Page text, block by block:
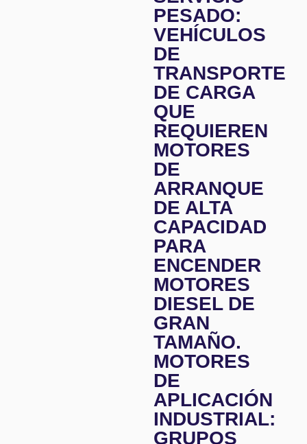
PESADO:
VEHÍCULOS
DE
TRANSPORTE
DE CARGA
QUE
REQUIEREN
MOTORES
DE
ARRANQUE
DE ALTA
CAPACIDAD
PARA
ENCENDER
MOTORES
DIESEL DE
GRAN
TAMAÑO.
MOTORES
DE
APLICACIÓN
INDUSTRIAL:
GRUPOS